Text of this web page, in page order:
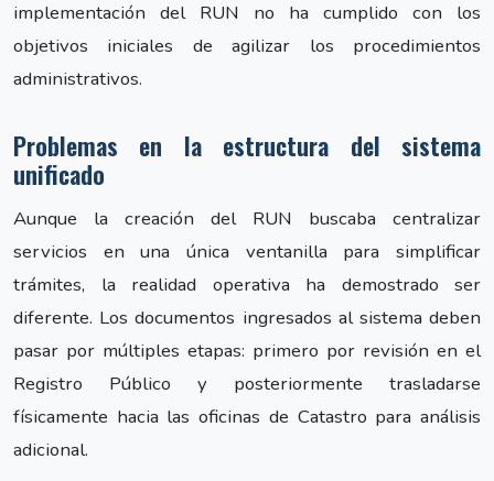
implementación del RUN no ha cumplido con los
objetivos iniciales de agilizar los procedimientos
administrativos.
Problemas en la estructura del sistema
unificado
Aunque la creación del RUN buscaba centralizar
servicios en una única ventanilla para simplificar
trámites, la realidad operativa ha demostrado ser
diferente. Los documentos ingresados al sistema deben
pasar por múltiples etapas: primero por revisión en el
Registro Público y posteriormente trasladarse
físicamente hacia las oficinas de Catastro para análisis
adicional.